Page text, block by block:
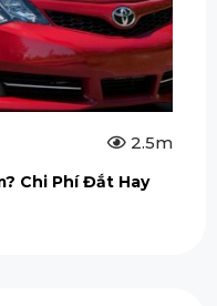
2.5m
Chi Phí Đắt Hay